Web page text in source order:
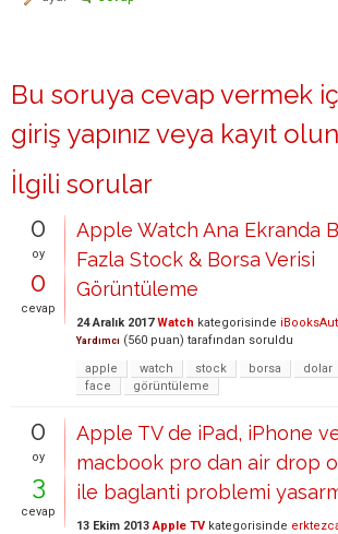
Bu soruya cevap vermek
giriş yapınız veya kayıt
İlgili sorular
0
oy
0
cevap
Apple Watch Ana Ekranda
Fazla Stock & Borsa Verisi
Görüntüleme
24 Aralık 2017 Watch kategorisinde
Yardımcı (560 puan) tarafından soruldu
apple
watch stock borsa dolar
face
görüntüleme
0
oy
3
cevap
Apple TV de iPad, iPhone
macbook pro dan air drop
ile baglanti problemi
13 Ekim 2013 Apple TV kategorisinde